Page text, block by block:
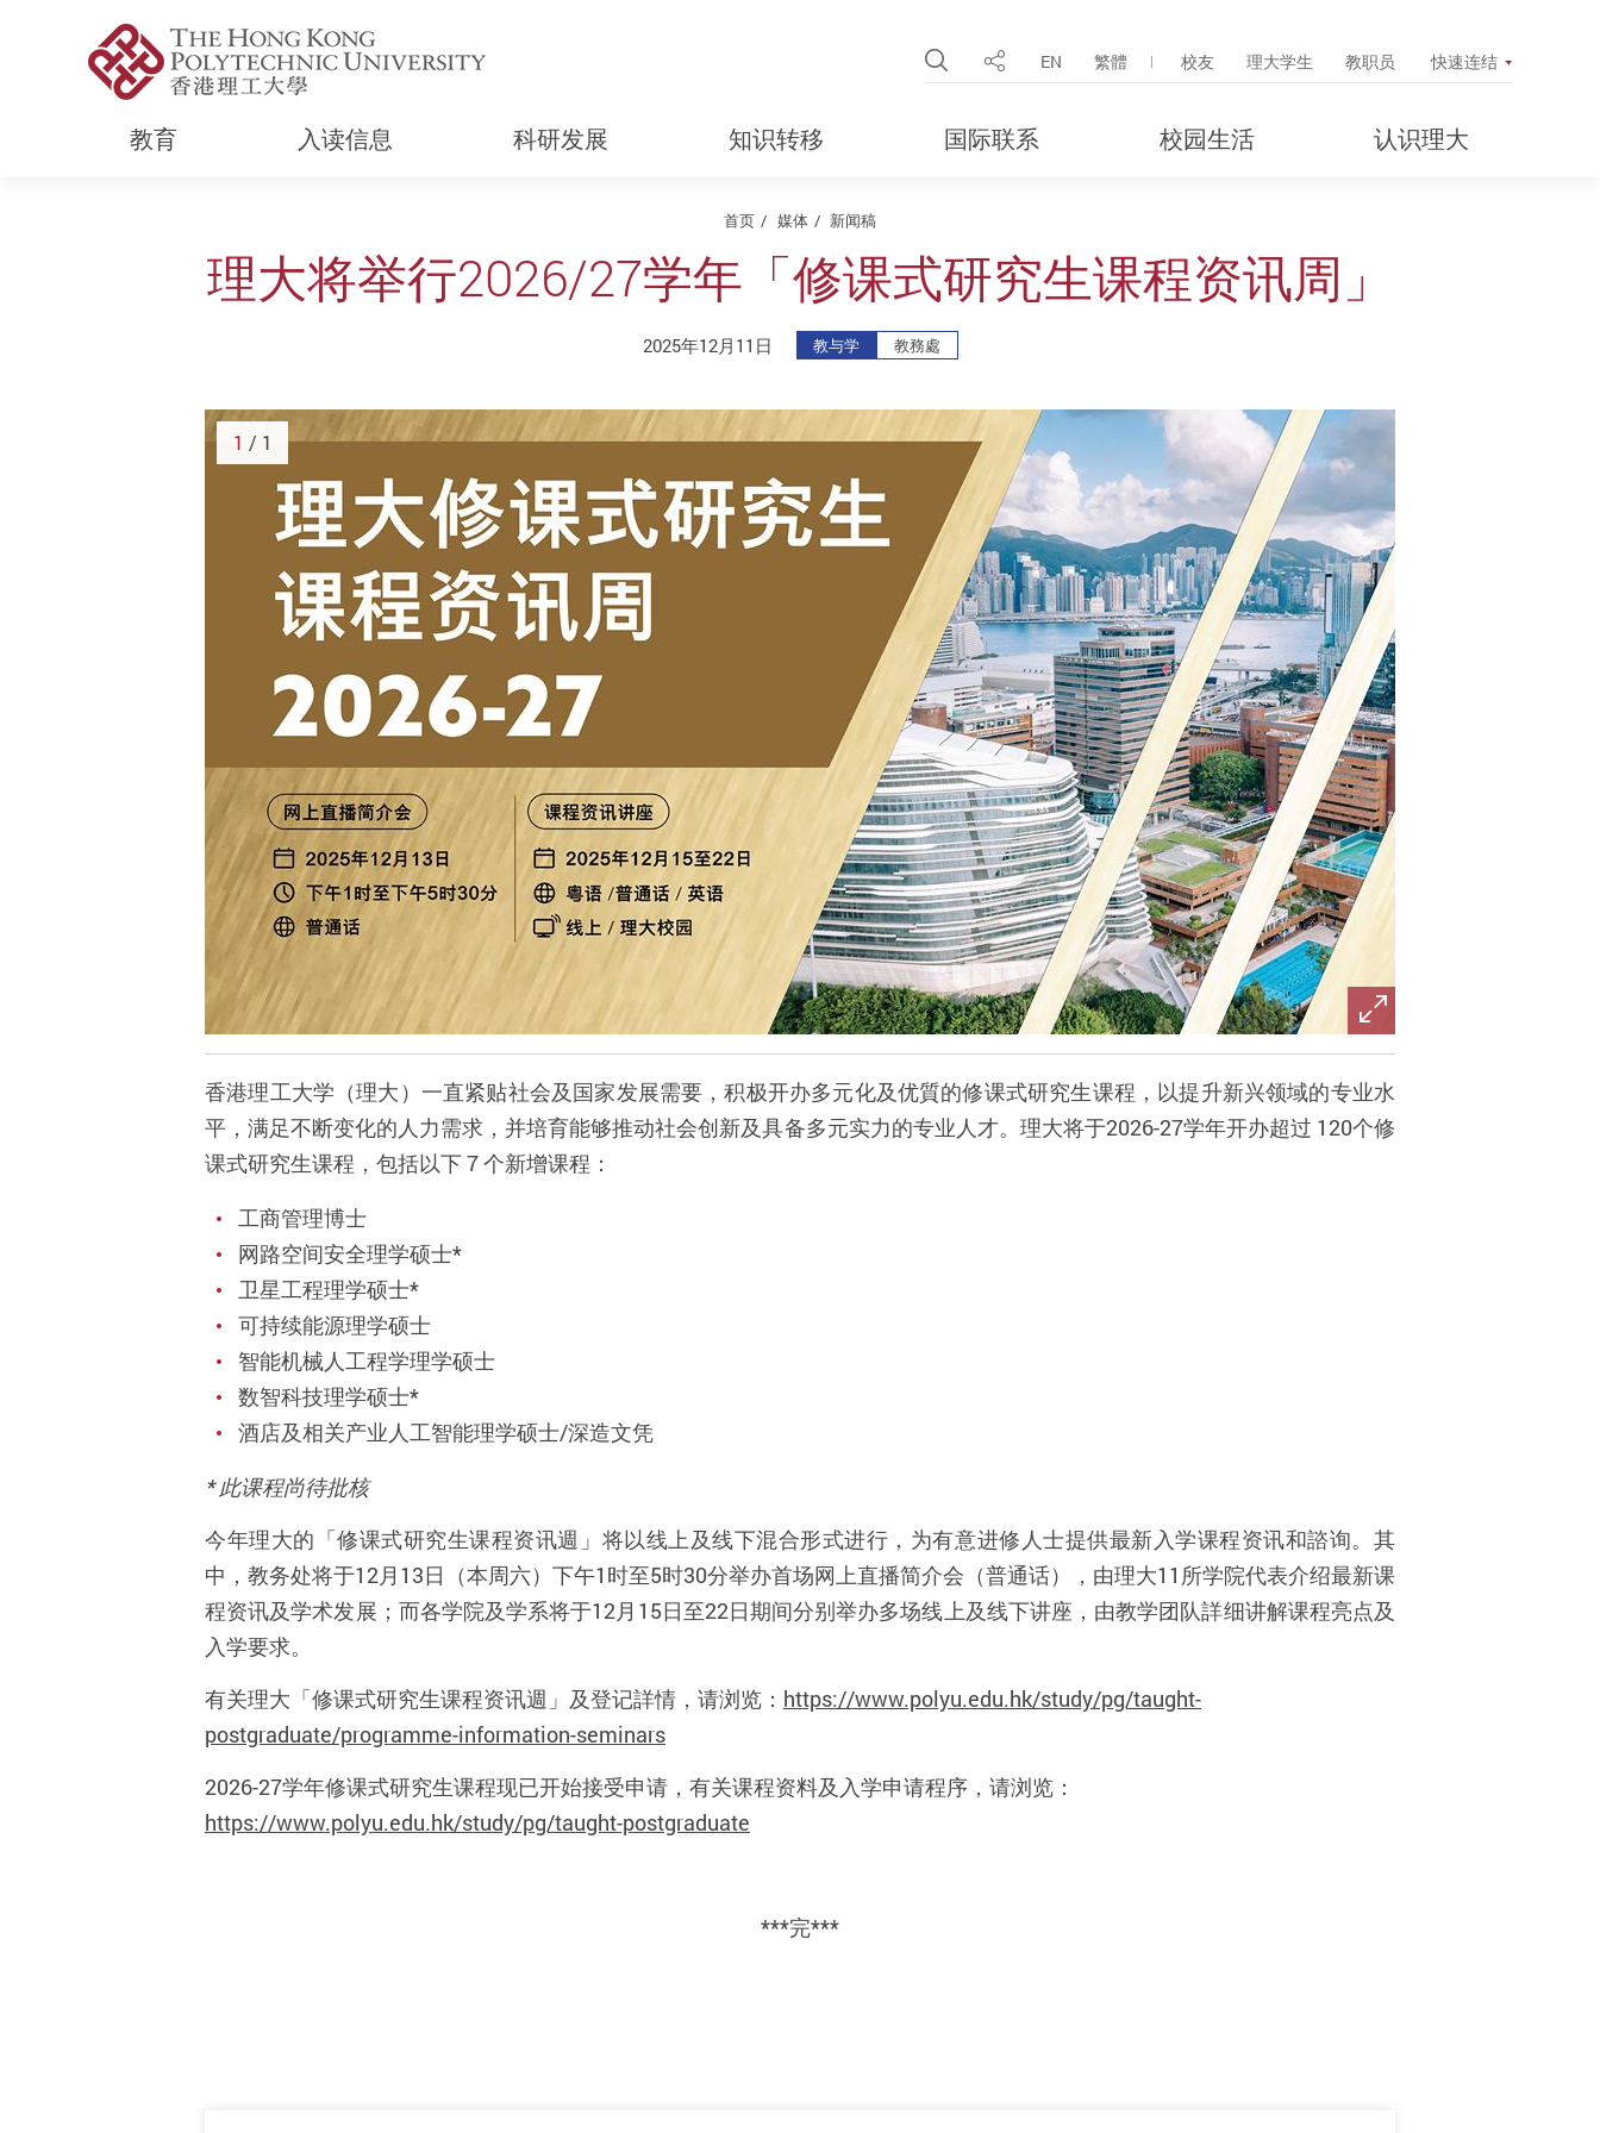
Open Site Search Popup
分享 EN 繁體 校友 理大学生 教职员 快速连结
教育 入读信息 科研发展 知识转移 国际联系 校园生活 认识理大
首页 媒体 新闻稿
理大将举行2026/27学年「修课式研究生课程资讯周」
2025年12月11日 教与学 教務處
1 / 1
香港理工大学（理大）一直紧贴社会及国家发展需要，积极开办多元化及优質的修课式研究生课程，以提升新兴领域的专业水
平，满足不断变化的人力需求，并培育能够推动社会创新及具备多元实力的专业人才。理大将于2026-27学年开办超过 120个修
课式研究生课程，包括以下 7 个新增课程：
工商管理博士
网路空间安全理学硕士*
卫星工程理学硕士*
可持续能源理学硕士
智能机械人工程学理学硕士
数智科技理学硕士*
酒店及相关产业人工智能理学硕士/深造文凭
*此课程尚待批核
今年理大的 「修课式研究生课程资讯週」 将以线上及线下混合形式进行，为有意进修人士提供最新入学课程资讯和諮询。其
中，教务处将于12月 13日（本周六）下午1 时至5时30分举办首场网上直播简介会（普通话），由理大11 所学院代表介绍最新课
程资讯及学术发展；而各学院及学系将于12月 15日至22日期间分别举办多场线上及线下讲座，由教学团队詳细讲解课程亮点及
入学要求。
有关理大「修课式研究生课程资讯週」及登记詳情，请浏览： https://www.polyu.edu.hk/study/pg/taught-
postgraduate/programme-information-seminars
2026-27学年修课式研究生课程现已开始接受申请， 有关课程资料及入学申请程序， 请浏览 ：
https://www.polyu.edu.hk/study/pg/taught-postgraduate
***完***